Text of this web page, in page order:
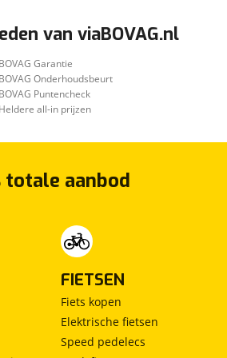
van viaBOVAG.nl
Garantie
Onderhoudsbeurt
Puntencheck
all-in prijzen
totale aanbod
FIETSEN
Fiets kopen
Elektrische fietsen
Speed pedelecs